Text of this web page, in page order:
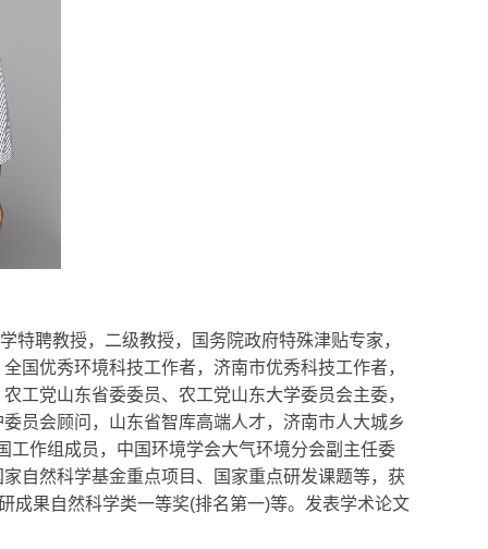
聘教授，二级教授，国务院政府特殊津贴专家，
国优秀环境科技工作者，济南市优秀科技工作者，
工党山东省委委员、农工党山东大学委员会主委，
员会顾问，山东省智库高端人才，济南市人大城乡
工作组成员，中国环境学会大气环境分会副主任委
自然科学基金重点项目、国家重点研发课题等，获
成果自然科学类一等奖(排名第一)等。发表学术论文